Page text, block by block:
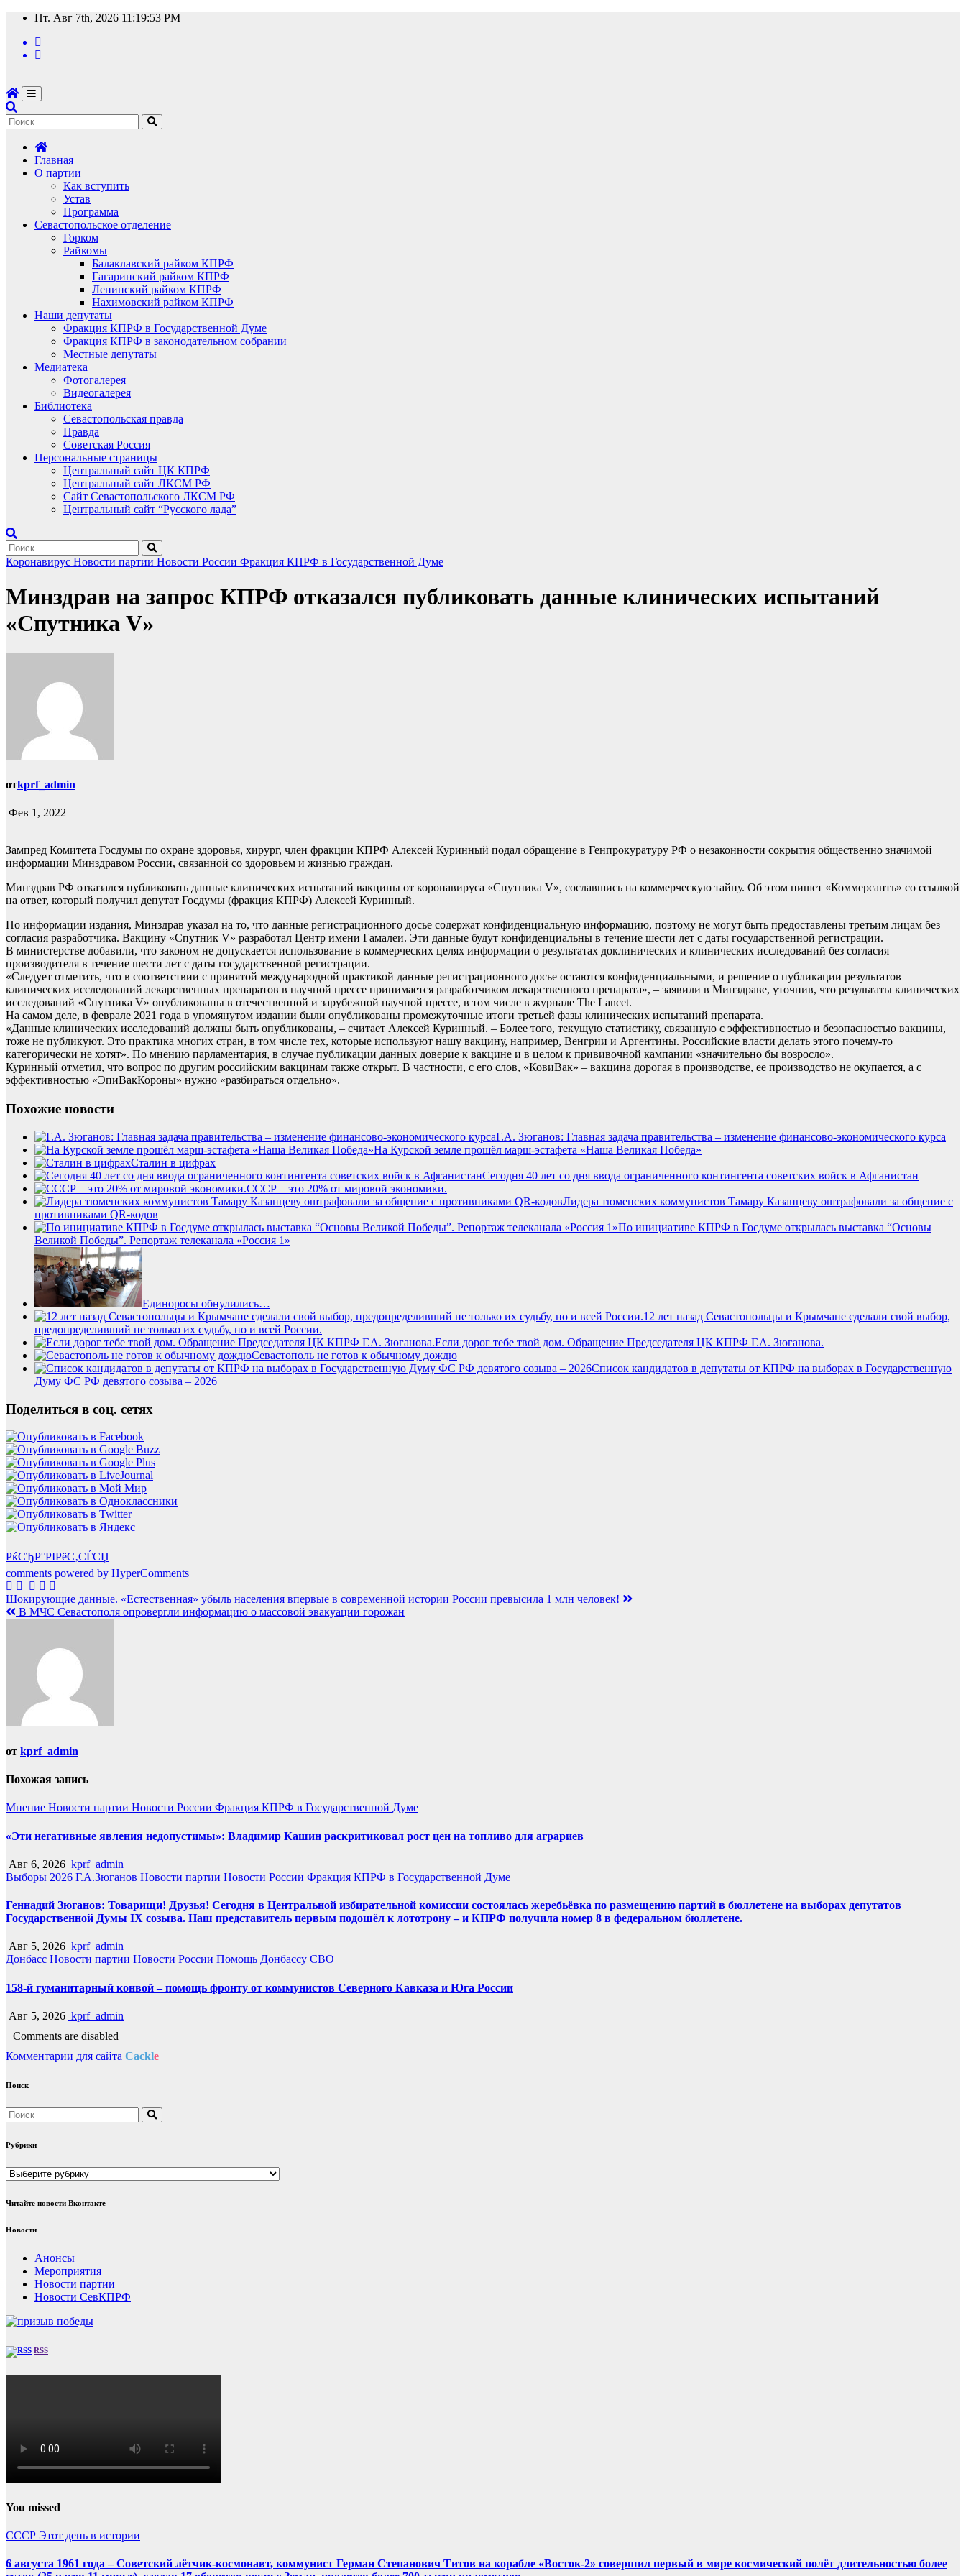
Перейти
содержимому
Пт. Авг 7th, 2026 11:19:54 PM
Главная
О партии
Как вступить
Устав
Программа
Севастопольское отделение
Горком
Райкомы
Балаклавский райком КПРФ
Гагаринский райком КПРФ
Ленинский райком КПРФ
Нахимовский райком КПРФ
Наши депутаты
Фракция КПРФ в Государственной Думе
Фракция КПРФ в законодательном собрании
Местные депутаты
Медиатека
Фотогалерея
Видеогалерея
Библиотека
Севастопольская правда
Правда
Советская Россия
Персональные страницы
Центральный сайт ЦК КПРФ
Центральный сайт ЛКСМ РФ
Сайт Севастопольского ЛКСМ РФ
Центральный сайт “Русского лада”
Коронавирус Новости партии Новости России Фракция КПРФ в Государственной Думе
Минздрав на запрос КПРФ отказался публиковать данные клинических испытаний
«Спутника V»
отkprf_admin
Фев 1, 2022
Зампред Комитета Госдумы по охране здоровья, хирург, член фракции КПРФ Алексей Куринный подал обращение в Генпрокуратуру РФ о незаконности сокрытия общественно значимой
информации Минздравом России, связанной со здоровьем и жизнью граждан.
Минздрав РФ отказался публиковать данные клинических испытаний вакцины от коронавируса «Спутника V», сославшись на коммерческую тайну. Об этом пишет «Коммерсантъ» со ссылкой
на ответ, который получил депутат Госдумы (фракция КПРФ) Алексей Куринный.
По информации издания, Минздрав указал на то, что данные регистрационного досье содержат конфиденциальную информацию, поэтому не могут быть предоставлены третьим лицам без
согласия разработчика. Вакцину «Спутник V» разработал Центр имени Гамалеи. Эти данные будут конфиденциальны в течение шести лет с даты государственной регистрации.
В министерстве добавили, что законом не допускается использование в коммерческих целях информации о результатах доклинических и клинических исследований без согласия
производителя в течение шести лет с даты государственной регистрации.
«Следует отметить, что в соответствии с принятой международной практикой данные регистрационного досье остаются конфиденциальными, и решение о публикации результатов
клинических исследований лекарственных препаратов в научной прессе принимается разработчиком лекарственного препарата», – заявили в Минздраве, уточнив, что результаты клинических
исследований «Спутника V» опубликованы в отечественной и зарубежной научной прессе, в том числе в журнале The Lancet.
На самом деле, в феврале 2021 года в упомянутом издании были опубликованы промежуточные итоги третьей фазы клинических испытаний препарата.
«Данные клинических исследований должны быть опубликованы, – считает Алексей Куринный. – Более того, текущую статистику, связанную с эффективностью и безопасностью вакцины,
тоже не публикуют. Это практика многих стран, в том числе тех, которые используют нашу вакцину, например, Венгрии и Аргентины. Российские власти делать этого почему-то
категорически не хотят». По мнению парламентария, в случае публикации данных доверие к вакцине и в целом к прививочной кампании «значительно бы возросло».
Куринный отметил, что вопрос по другим российским вакцинам также открыт. В частности, с его слов, «КовиВак» – вакцина дорогая в производстве, ее производство не окупается, а с
эффективностью «ЭпиВакКороны» нужно «разбираться отдельно».
Похожие новости
Г.А. Зюганов: Главная задача правительства – изменение финансово-экономического курса
На Курской земле прошёл марш-эстафета «Наша Великая Победа»
Сталин в цифрах
Сегодня 40 лет со дня ввода ограниченного контингента советских войск в Афганистан
СССР – это 20% от мировой экономики.
Лидера тюменских коммунистов Тамару Казанцеву оштрафовали за общение с
противниками QR-кодов
По инициативе КПРФ в Госдуме открылась выставка “Основы
Великой Победы”. Репортаж телеканала «Россия 1»
Единоросы обнулились…
12 лет назад Севастопольцы и Крымчане сделали свой выбор,
предопределивший не только их судьбу, но и всей России.
Если дорог тебе твой дом. Обращение Председателя ЦК КПРФ Г.А. Зюганова.
Севастополь не готов к обычному дождю
Список кандидатов в депутаты от КПРФ на выборах в Государственную
Думу ФС РФ девятого созыва – 2026
Поделиться в соц. сетях
РќСЂР°РІРёС‚СЃСЏ
comments powered by HyperComments
Навигация
по
Шокирующие данные. «Естественная» убыль населения впервые в современной истории России превысила 1 млн человек!
В МЧС Севастополя опровергли информацию о массовой эвакуации горожан
от kprf_admin
Похожая запись
Мнение Новости партии Новости России Фракция КПРФ в Государственной Думе
«Эти негативные явления недопустимы»: Владимир Кашин раскритиковал рост цен на топливо для аграриев
Авг 6, 2026 kprf_admin
Выборы 2026 Г.А.Зюганов Новости партии Новости России Фракция КПРФ в Государственной Думе
Геннадий Зюганов: Товарищи! Друзья! Сегодня в Центральной избирательной комиссии состоялась жеребьёвка по размещению партий в бюллетене на выборах депутатов
Государственной Думы IX созыва. Наш представитель первым подошёл к лототрону – и КПРФ получила номер 8 в федеральном бюллетене.
Авг 5, 2026 kprf_admin
Донбасс Новости партии Новости России Помощь Донбассу СВО
158-й гуманитарный конвой – помощь фронту от коммунистов Северного Кавказа и Юга России
Авг 5, 2026 kprf_admin
Comments are disabled
Комментарии для сайта Cackle
Поиск
Рубрики
Рубрики
Читайте новости Вконтакте
Новости
Анонсы
Мероприятия
Новости партии
Новости СевКПРФ
RSS
You missed
СССР Этот день в истории
6 августа 1961 года – Советский лётчик-космонавт, коммунист Герман Степанович Титов на корабле «Восток-2» совершил первый в мире космический полёт длительностью более